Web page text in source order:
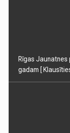
Rīgas
gadam [ Klausīties